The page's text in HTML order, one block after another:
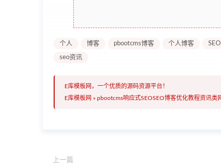
个人 博客 pbootcms博客 个人博客 SEO
seo资讯
E库模板网，一个优质的源码资源平台！
E库模板网 » pbootcms响应式SEOSEO博客优化教程资讯类
上一篇